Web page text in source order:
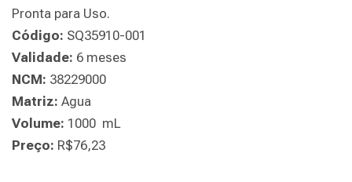
Pronta para Uso.
Código: SQ35910-001
Validade: 6 meses
NCM: 38229000
Matriz: Agua
Volume: 1000 mL
Preço: R$76,23